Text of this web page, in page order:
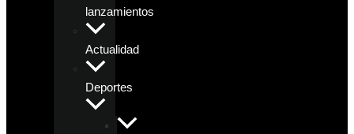
lanzamientos
Actualidad
Deportes